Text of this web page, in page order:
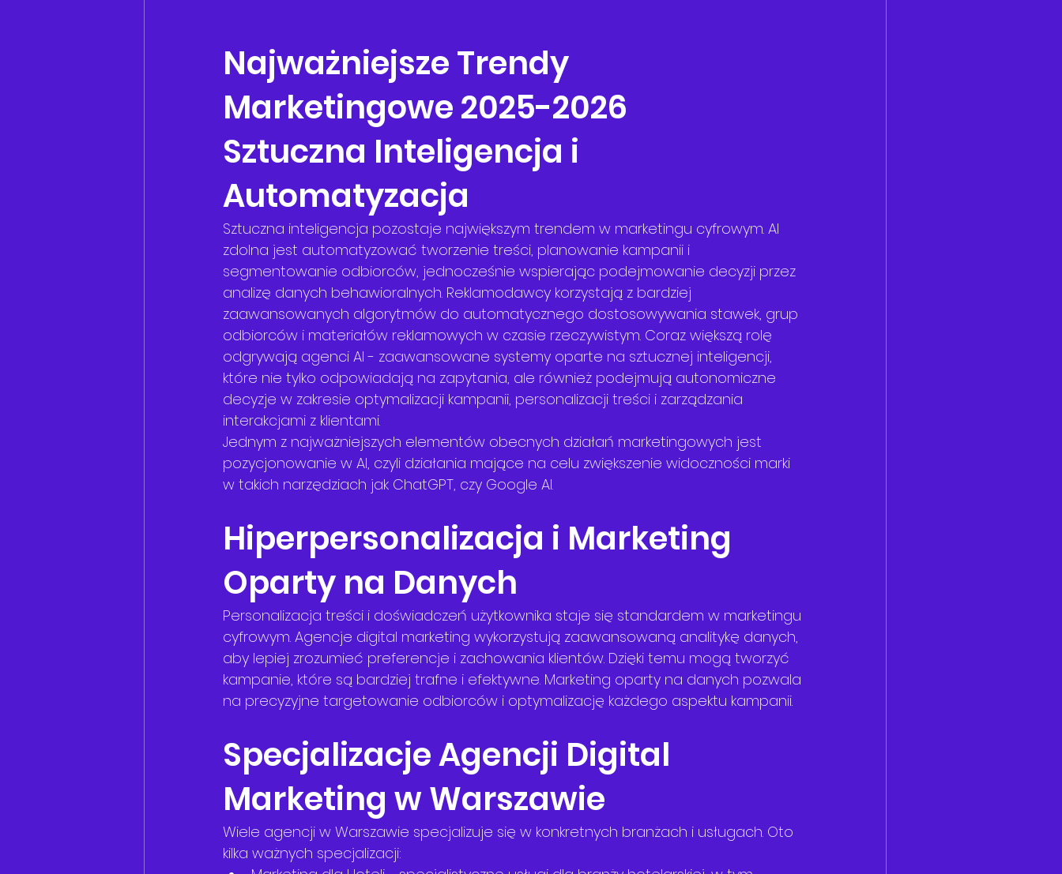
Najważniejsze Trendy
Marketingowe 2025-2026
Sztuczna Inteligencja i
Automatyzacja
Sztuczna inteligencja pozostaje największym trendem w marketingu cyfrowym. AI
zdolna jest automatyzować tworzenie treści, planowanie kampanii i
segmentowanie odbiorców, jednocześnie wspierając podejmowanie decyzji przez
analizę danych behawioralnych. Reklamodawcy korzystają z bardziej
zaawansowanych algorytmów do automatycznego dostosowywania stawek, grup
odbiorców i materiałów reklamowych w czasie rzeczywistym. Coraz większą rolę
odgrywają agenci AI - zaawansowane systemy oparte na sztucznej inteligencji,
które nie tylko odpowiadają na zapytania, ale również podejmują autonomiczne
decyzje w zakresie optymalizacji kampanii, personalizacji treści i zarządzania
interakcjami z klientami.
Jednym z najważniejszych elementów obecnych działań marketingowych jest
pozycjonowanie w AI, czyli działania mające na celu zwiększenie widoczności marki
w takich narzędziach jak ChatGPT, czy Google AI.
Hiperpersonalizacja i Marketing
Oparty na Danych
Personalizacja treści i doświadczeń użytkownika staje się standardem w marketingu
cyfrowym. Agencje digital marketing wykorzystują zaawansowaną analitykę danych,
aby lepiej zrozumieć preferencje i zachowania klientów. Dzięki temu mogą tworzyć
kampanie, które są bardziej trafne i efektywne. Marketing oparty na danych pozwala
na precyzyjne targetowanie odbiorców i optymalizację każdego aspektu kampanii.
Specjalizacje Agencji Digital
Marketing w Warszawie
Wiele agencji w Warszawie specjalizuje się w konkretnych branżach i usługach. Oto
kilka ważnych specjalizacji: